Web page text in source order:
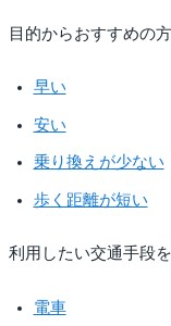
目的からおすすめの
早い
安い
乗り換えが少ない
歩く距離が短い
利用したい交通手段
電車